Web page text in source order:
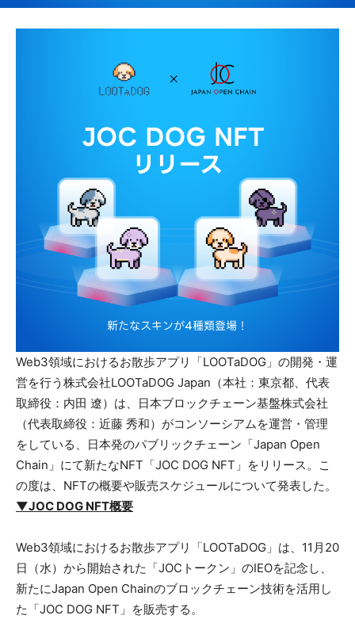
Web3領域におけるお散歩アプリ「LOOTaDOG」の開発・運
営を行う株式会社LOOTaDOG Japan（本社：東京都、代表
取締役：内田 遼）は、日本ブロックチェーン基盤株式会社
（代表取締役：近藤 秀和）がコンソーシアムを運営・管理
をしている、日本発のパブリックチェーン「Japan Open
Chain」にて新たなNFT「JOC DOG NFT」をリリース。こ
の度は、NFTの概要や販売スケジュールについて発表した。
▼JOC DOG NFT概要
Web3領域におけるお散歩アプリ「LOOTaDOG」は、11月20
日（水）から開始された「JOCトークン」のIEOを記念し、
新たにJapan Open Chainのブロックチェーン技術を活用し
た「JOC DOG NFT」を販売する。